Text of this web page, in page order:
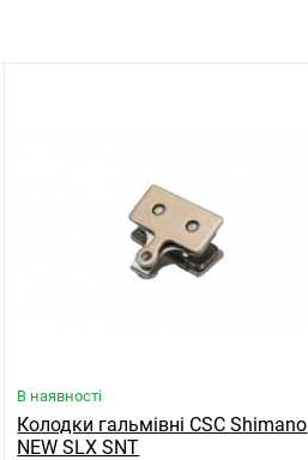
В наявності
Колодки гальмівні CSC Shimano
NEW SLX SNT